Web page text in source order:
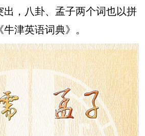
，八卦、孟子两个词也以拼
津英语词典》。